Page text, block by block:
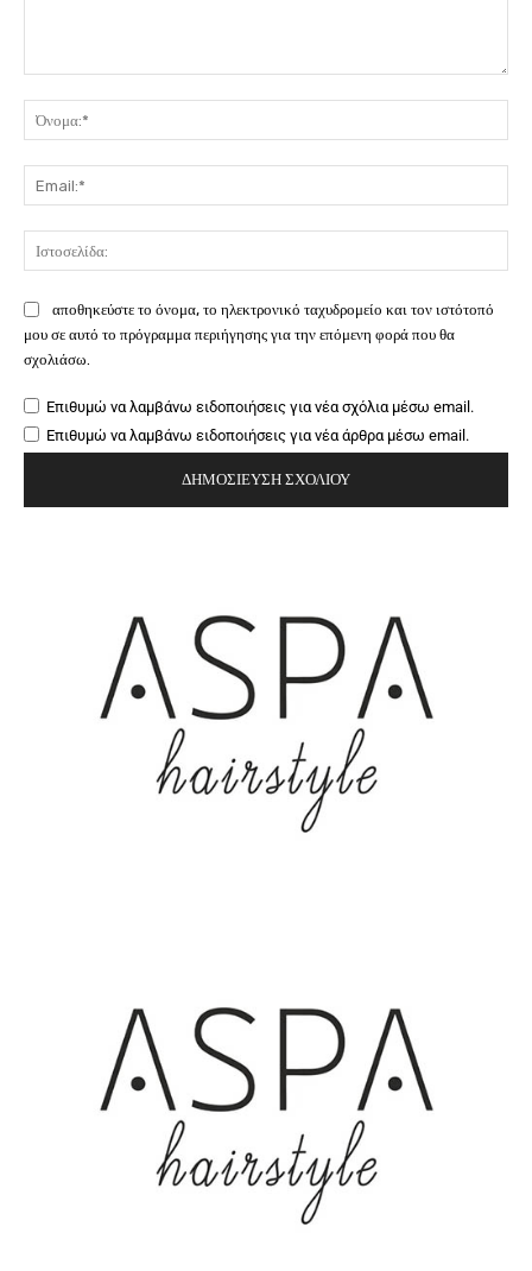
αποθηκεύστε το όνομα, το ηλεκτρονικό ταχυδρομείο και τον ιστότοπό
μου σε αυτό το πρόγραμμα περιήγησης για την επόμενη φορά που θα
σχολιάσω.
Επιθυμώ να λαμβάνω ειδοποιήσεις για νέα σχόλια μέσω email.
Επιθυμώ να λαμβάνω ειδοποιήσεις για νέα άρθρα μέσω email.